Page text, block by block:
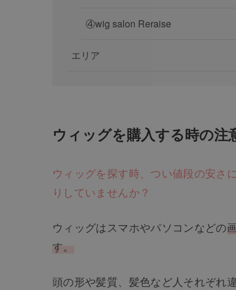
④wig salon Reraise
エリア
ウィッグを購入する時の注
ウィッグを探す時、つい値段の安さ
りしていませんか？
ウィッグはスマホやパソコンなどの
す。
頭の形や髪質、髪色など人それぞれ